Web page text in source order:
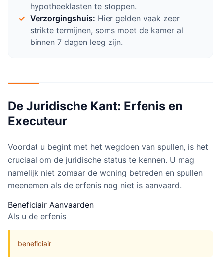
hypotheeklasten te stoppen.
Verzorgingshuis: Hier gelden vaak zeer
strikte termijnen, soms moet de kamer al
binnen 7 dagen leeg zijn.
De Juridische Kant: Erfenis en
Executeur
Voordat u begint met het wegdoen van spullen, is het
cruciaal om de juridische status te kennen. U mag
namelijk niet zomaar de woning betreden en spullen
meenemen als de erfenis nog niet is aanvaard.
Beneficiair Aanvaarden
Als u de erfenis
beneficiair